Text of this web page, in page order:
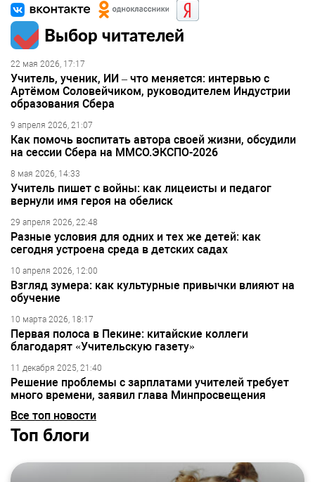
Выбор читателей
22 мая 2026, 17:17
Учитель, ученик, ИИ – что меняется: интервью с
Артёмом Соловейчиком, руководителем Индустрии
образования Сбера
9 апреля 2026, 21:07
Как помочь воспитать автора своей жизни, обсудили
на сессии Сбера на ММСО.ЭКСПО-2026
8 мая 2026, 14:33
Учитель пишет с войны: как лицеисты и педагог
вернули имя героя на обелиск
29 апреля 2026, 22:48
Разные условия для одних и тех же детей: как
сегодня устроена среда в детских садах
10 апреля 2026, 12:00
Взгляд зумера: как культурные привычки влияют на
обучение
10 марта 2026, 18:17
Первая полоса в Пекине: китайские коллеги
благодарят «Учительскую газету»
11 декабря 2025, 21:40
Решение проблемы с зарплатами учителей требует
много времени, заявил глава Минпросвещения
Все топ новости
Топ блоги